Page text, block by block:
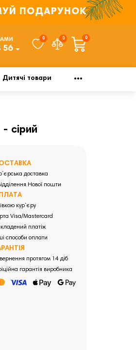
ПОДАРУНОК
56
0 0 0
Дитячі товари
сірий
доставка
Нової пошти
кур`єру
Visa/Mastercard
платіж
способи оплати
протягом 14 діб
гарантія виробника